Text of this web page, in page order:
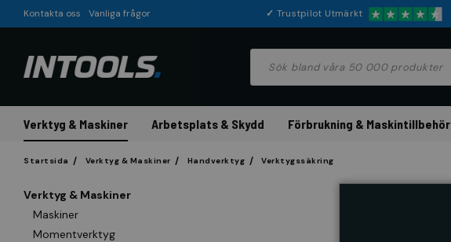
Kontakta oss Vanliga frågor ✓ Trustpilot Utmärkt
Verktyg & Maskiner Arbetsplats & Skydd Förbrukning & Maskintillbehör
Startsida Verktyg & Maskiner Handverktyg Verktygssäkring
Verktyg & Maskiner
Maskiner
Momentverktyg